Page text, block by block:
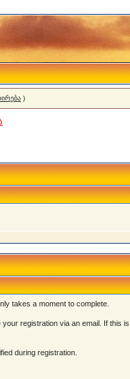
)
takes a moment to complete.
registration via an email. If this
during registration.